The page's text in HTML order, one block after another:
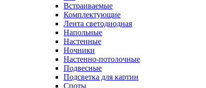
Встраиваемые
Комплектующие
Лента светодиодная
Напольные
Настенные
Ночники
Настенно-потолочные
Подвесные
Подсветка для картин
Споты